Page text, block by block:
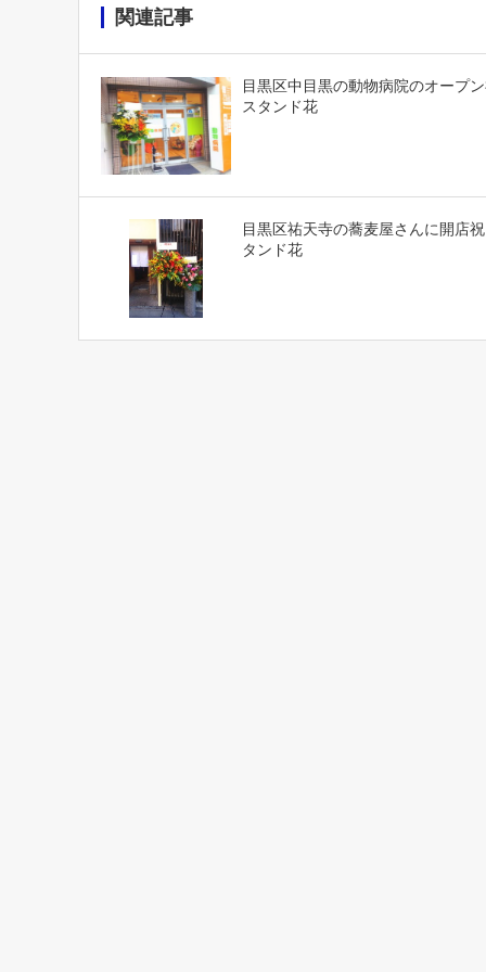
関連記事
目黒区中目黒の動物病院のオープ
スタンド花
目黒区祐天寺の蕎麦屋さんに開店
タンド花